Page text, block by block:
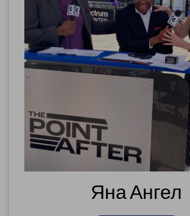
Яна Ангел